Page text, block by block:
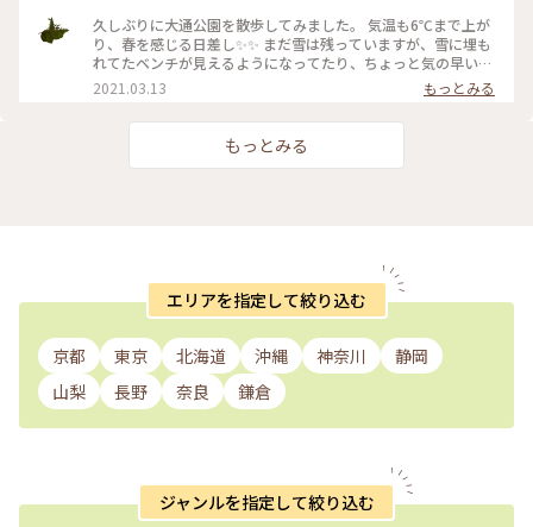
久しぶりに大通公園を散歩してみました。 気温も6℃まで上が
り、春を感じる日差し✨✨ まだ雪は残っていますが、雪に埋も
れてたベンチが見えるようになってたり、ちょっと気の早いタ
ンポポが咲いてたり、ライラックも小さな芽を出していました
🌱 だんだん春は近づいています😊 2021.3.13撮影 #ことりっぷ
北海道 #春ふわり #札幌 #ほっとひと息 #春の足音 #大通公園 #
2021.03.13 もっとみる
もっとみる
エリアを指定して絞り込む
京都 東京 北海道 沖縄 神奈川
静岡
山梨
長野 奈良 鎌倉
ジャンルを指定して絞り込む